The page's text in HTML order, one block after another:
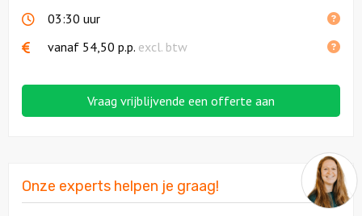
03:30 uur
vanaf 54,50 p.p. excl. btw
Vraag vrijblijvende een offerte aan
Onze experts helpen je graag!